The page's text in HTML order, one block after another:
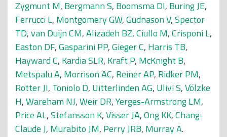
Zygmunt M, Bergmann S, Boomsma DI, Buring JE,
Ferrucci L, Montgomery GW,Gudnason V,Spector
TD,van Duijn CM,Alizadeh BZ,Ciullo M,Crisponi L,
Easton DF,Gasparini PP,Gieger C, Harris TB,
Hayward C, Kardia SLR, Kraft P, McKnight B,
Metspalu A, Morrison AC, Reiner AP, Ridker PM,
Rotter JI, Toniolo D, Uitterlinden AG, Ulivi S,Völzke
H,Wareham NJ,Weir DR,Yerges-Armstrong LM,
Price AL,Stefansson K,Visser JA,Ong KK,Chang-
Claude J, Murabito JM, Perry JRB, Murray A.